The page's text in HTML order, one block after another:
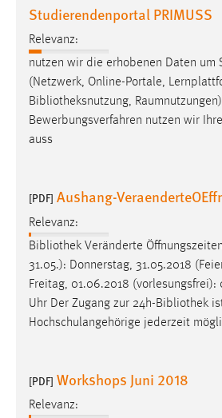
Studierendenportal PRIMUSS
Relevanz:
nutzen wir die erhobenen Daten um
(Netzwerk, Online-Portale,
Bibliotheksnutzung,
Bewerbungsverfahren nutzen wir
auss
[PDF] Aushang-
Relevanz:
Bibliothek Veränderte
31.05.): Donnerstag, 31.05.2018
Freitag, 01.06.2018
Uhr Der Zugang zur 24h-Bibliothek
Hochschulangehörige jederzeit
[PDF] Workshops Juni 2018
Relevanz:
Sprachpräferenz
Name:
site-language-preference
Zweck:
Chat
Name:
MibewSessionID, MIBEW_UserID,
chat-frame-style-5e9dbeb1811c0446
Zweck:
Cookie Laufzeit:
MibewSessionID, mibew-chat-frame-
5e9dbeb1811c0446 =